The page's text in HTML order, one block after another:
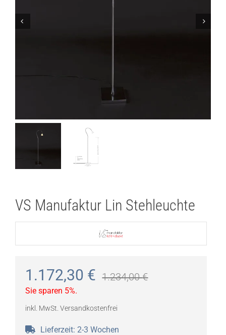
VS Manufaktur Lin Stehleuchte
1.172,30 € 1.234,00€
Sie sparen 5%.
inkl. MwSt. Versandkostenfrei
Lieferzeit: 2-3 Wochen